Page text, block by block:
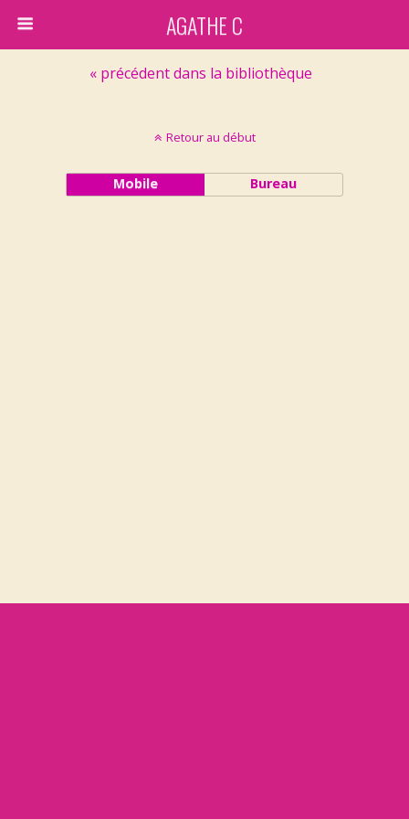
AGATHE C
« précédent dans la bibliothèque
Retour au début
Mobile Bureau